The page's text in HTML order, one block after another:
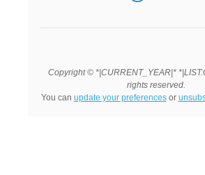
Copyright © *|CURRENT_YEAR|*
rights reserved.
You can update your preferencesor